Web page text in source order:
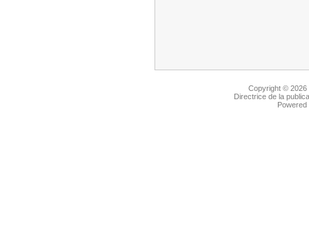
Copyright © 2026
Directrice de la